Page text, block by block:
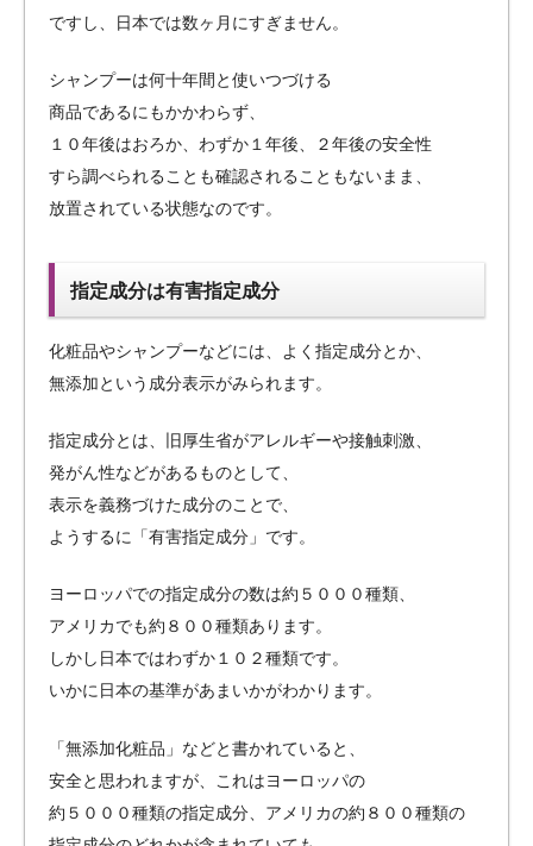
ですし、日本では数ヶ月にすぎません。
シャンプーは何十年間と使いつづける
商品であるにもかかわらず、
１０年後はおろか、わずか１年後、２年後の安全性
すら調べられることも確認されることもないまま、
放置されている状態なのです。
指定成分は有害指定成分
化粧品やシャンプーなどには、よく指定成分とか、
無添加という成分表示がみられます。
指定成分とは、旧厚生省がアレルギーや接触刺激、
発がん性などがあるものとして、
表示を義務づけた成分のことで、
ようするに「有害指定成分」です。
ヨーロッパでの指定成分の数は約５０００種類、
アメリカでも約８００種類あります。
しかし日本ではわずか１０２種類です。
いかに日本の基準があまいかがわかります。
「無添加化粧品」などと書かれていると、
安全と思われますが、これはヨーロッパの
約５０００種類の指定成分、アメリカの約８００種類の